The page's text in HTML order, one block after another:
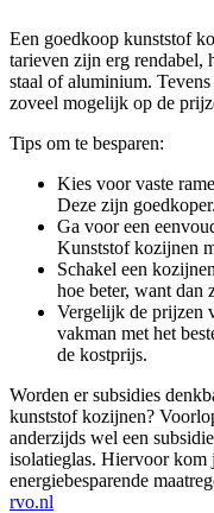
Een goedkoop kunststof
tarieven zijn erg rendabel,
staal of aluminium.
zoveel mogelijk op de
Tips om te besparen:
Kies voor vaste
Deze zijn goedkoper.
Ga voor een
Kunststof kozijnen
Schakel een
hoe beter, want dan
Vergelijk de prijzen
vakman met het
de kostprijs.
Worden er subsidies
kunststof kozijnen?
anderzijds wel een
isolatieglas. Hiervoor kom
energiebesparende
rvo.nl